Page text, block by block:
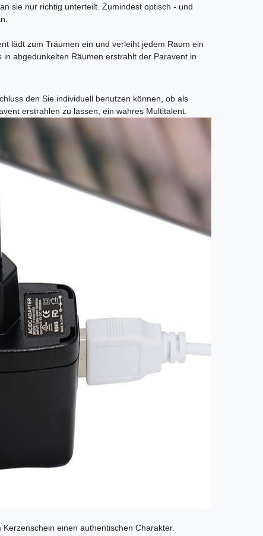
sie nur richtig unterteilt. Zumindest optisch - und
lädt zum Träumen ein und verleiht jedem Raum ein
abgedunkelten Räumen erstrahlt der Paravent in
den Sie individuell benutzen können, ob als
erstrahlen zu lassen, ein wahres Multitalent.
einen authentischen Charakter.